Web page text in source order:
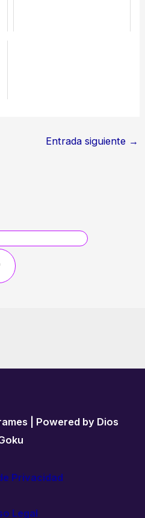
Entrada siguiente →
| Powered by Dios
Privacidad
Legal